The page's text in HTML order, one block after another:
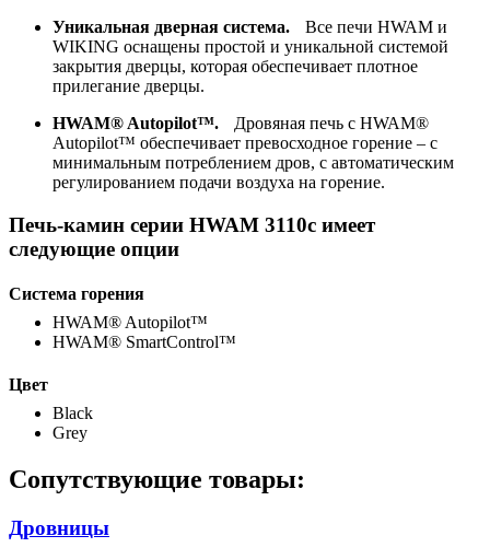
Уникальная дверная система.
Все печи HWAM и
WIKING оснащены простой и уникальной системой
закрытия дверцы, которая обеспечивает плотное
прилегание дверцы.
HWAM® Autopilot™.
Дровяная печь с HWAM®
Autopilot™ обеспечивает превосходное горение – с
минимальным потреблением дров, с автоматическим
регулированием подачи воздуха на горение.
Печь-камин серии HWAM 3110c имеет
следующие опции
Система горения
HWAM® Autopilot™
HWAM® SmartControl™
Цвет
Black
Grey
Сопутствующие товары:
Дровницы